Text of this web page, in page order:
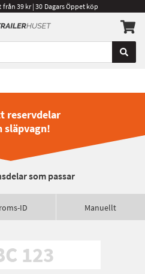
39 kr | 30 Dagars Öppet köp
reservdelar
som passar
ID Manuellt